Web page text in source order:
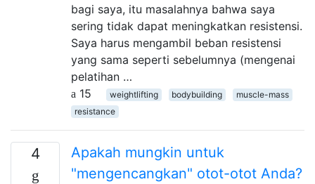
bagi saya, itu masalahnya bahwa saya
sering tidak dapat meningkatkan resistensi.
Saya harus mengambil beban resistensi
yang sama seperti sebelumnya (mengenai
pelatihan …
15
weightlifting bodybuilding
muscle-mass
resistance
4
Apakah mungkin untuk
"mengencangkan" otot-otot Anda?